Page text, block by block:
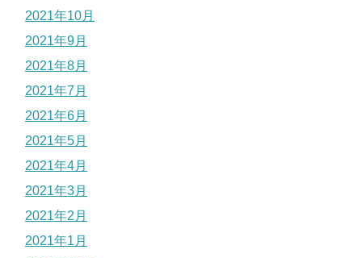
2021年10月
2021年9月
2021年8月
2021年7月
2021年6月
2021年5月
2021年4月
2021年3月
2021年2月
2021年1月